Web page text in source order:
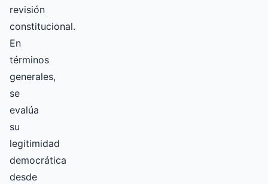
revisión
constitucional.
En
términos
generales,
se
evalúa
su
legitimidad
democrática
desde